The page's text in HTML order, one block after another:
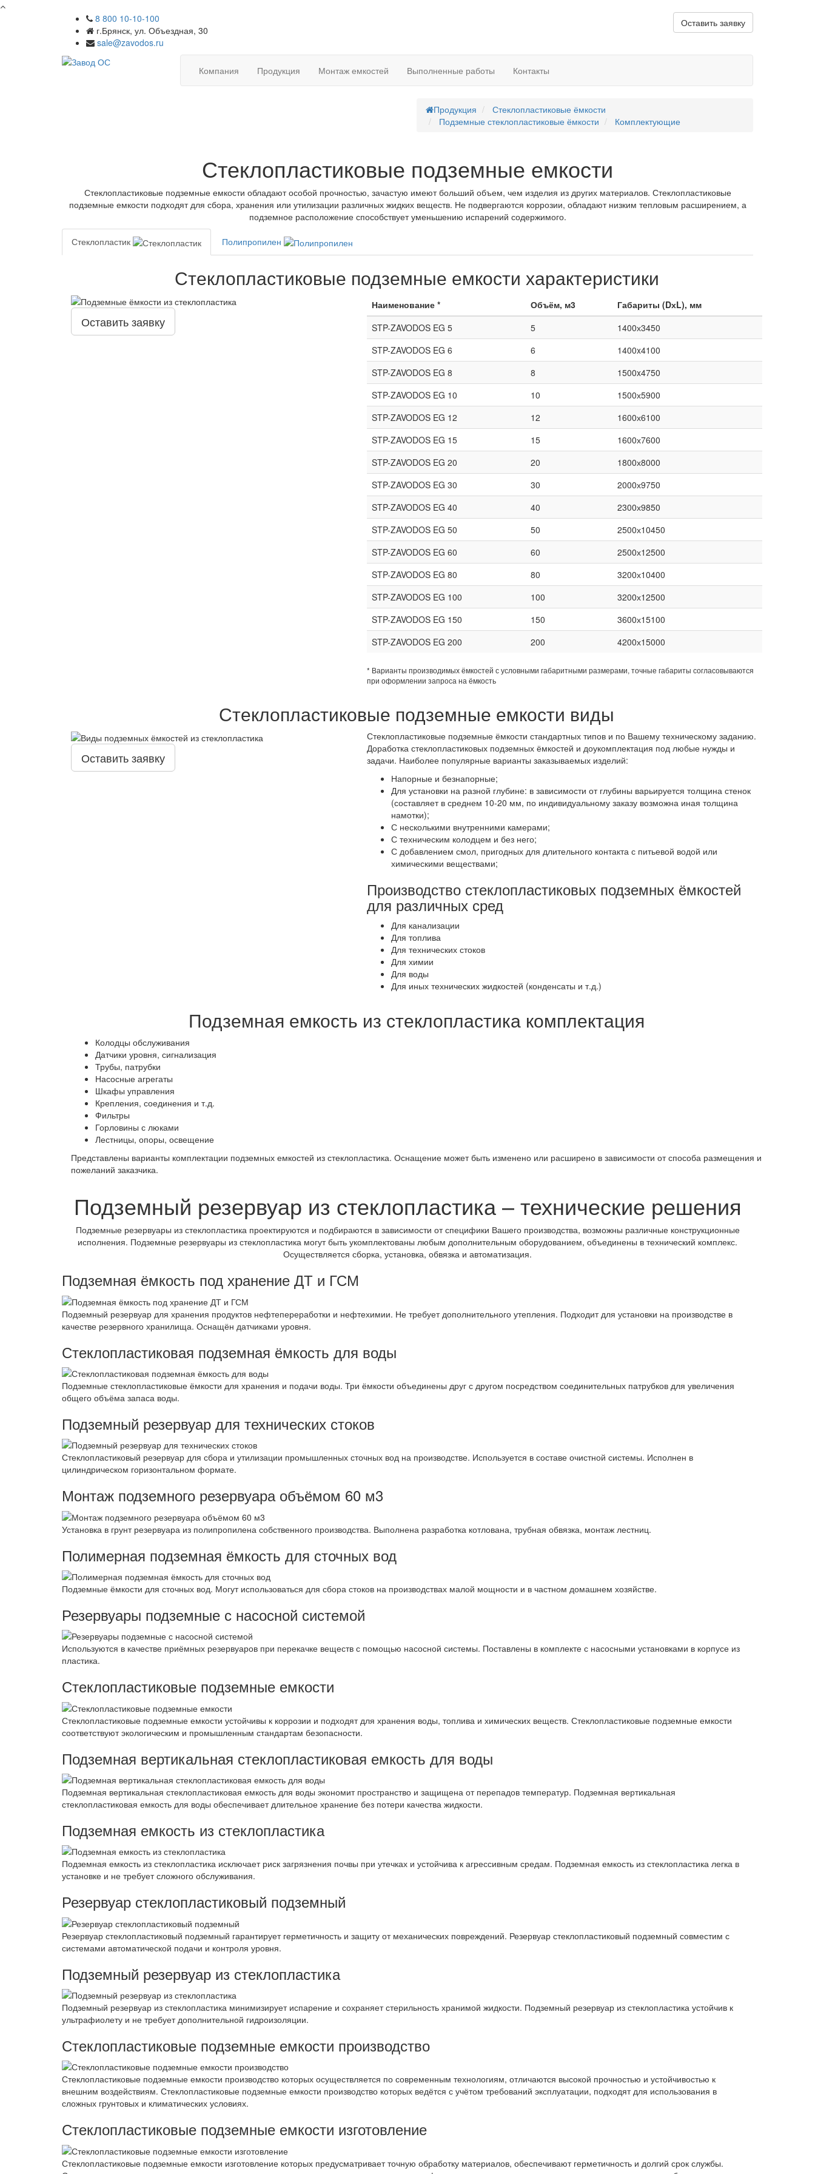
8 800 10-10-100
г.Брянск, ул. Объездная, 30
sale@zavodos.ru
Оставить заявку
Компания Продукция Монтаж емкостей Выполненные работы Контакты
Продукция
Стеклопластиковые ёмкости
Подземные стеклопластиковые ёмкости
Комплектующие
Стеклопластиковые подземные емкости
Стеклопластиковые подземные емкости обладают особой прочностью, зачастую имеют больший объем, чем изделия из других материалов. Стеклопластиковые
подземные емкости подходят для сбора, хранения или утилизации различных жидких веществ. Не подвергаются коррозии, обладают низким тепловым расширением, а
подземное расположение способствует уменьшению испарений содержимого.
Стеклопластик Полипропилен
Стеклопластиковые подземные емкости характеристики
Оставить заявку
Наименование * Объём, м3
Габариты (DхL), мм
STP-ZAVODOS EG 5
5
1400х3450
STP-ZAVODOS EG 6
6
1400x4100
STP-ZAVODOS EG 8
8
1500x4750
STP-ZAVODOS EG 10
10
1500х5900
STP-ZAVODOS EG 12
12
1600х6100
STP-ZAVODOS EG 15
15
1600х7600
STP-ZAVODOS EG 20
20
1800х8000
STP-ZAVODOS EG 30
30
2000х9750
STP-ZAVODOS EG 40
40
2300х9850
STP-ZAVODOS EG 50
50
2500х10450
STP-ZAVODOS EG 60
60
2500х12500
STP-ZAVODOS EG 80
80
3200х10400
STP-ZAVODOS EG 100
100
3200х12500
STP-ZAVODOS EG 150
150
3600х15100
STP-ZAVODOS EG 200
200 4200х15000
* Варианты производимых ёмкостей с условными габаритными размерами, точные габариты согласовываются
при оформлении запроса на ёмкость
Стеклопластиковые подземные емкости виды
Оставить заявку
Стеклопластиковые подземные ёмкости стандартных типов и по Вашему техническому заданию.
Доработка стеклопластиковых подземных ёмкостей и доукомплектация под любые нужды и
задачи. Наиболее популярные варианты заказываемых изделий:
Напорные и безнапорные;
Для установки на разной глубине: в зависимости от глубины варьируется толщина стенок
(составляет в среднем 10-20 мм, по индивидуальному заказу возможна иная толщина
намотки);
С несколькими внутренними камерами;
С техническим колодцем и без него;
С добавлением смол, пригодных для длительного контакта с питьевой водой или
химическими веществами;
Производство стеклопластиковых подземных ёмкостей
для различных сред
Для канализации
Для топлива
Для технических стоков
Для химии
Для воды
Для иных технических жидкостей (конденсаты и т.д.)
Подземная емкость из стеклопластика комплектация
Колодцы обслуживания
Датчики уровня, сигнализация
Трубы, патрубки
Насосные агрегаты
Шкафы управления
Крепления, соединения и т.д.
Фильтры
Горловины с люками
Лестницы, опоры, освещение
Представлены варианты комплектации подземных емкостей из стеклопластика. Оснащение может быть изменено или расширено в зависимости от способа размещения и
пожеланий заказчика.
Подземный резервуар из стеклопластика – технические решения
Подземные резервуары из стеклопластика проектируются и подбираются в зависимости от специфики Вашего производства, возможны различные конструкционные
исполнения. Подземные резервуары из стеклопластика могут быть укомплектованы любым дополнительным оборудованием, объединены в технический комплекс.
Осуществляется сборка, установка, обвязка и автоматизация.
Подземная ёмкость под хранение ДТ и ГСМ
Подземный резервуар для хранения продуктов нефтепереработки и нефтехимии. Не требует дополнительного утепления. Подходит для установки на производстве в
качестве резервного хранилища. Оснащён датчиками уровня.
Стеклопластиковая подземная ёмкость для воды
Подземные стеклопластиковые ёмкости для хранения и подачи воды. Три ёмкости объединены друг с другом посредством соединительных патрубков для увеличения
общего объёма запаса воды.
Подземный резервуар для технических стоков
Стеклопластиковый резервуар для сбора и утилизации промышленных сточных вод на производстве. Используется в составе очистной системы. Исполнен в
цилиндрическом горизонтальном формате.
Монтаж подземного резервуара объёмом 60 м3
Установка в грунт резервуара из полипропилена собственного производства. Выполнена разработка котлована, трубная обвязка, монтаж лестниц.
Полимерная подземная ёмкость для сточных вод
Подземные ёмкости для сточных вод. Могут использоваться для сбора стоков на производствах малой мощности и в частном домашнем хозяйстве.
Резервуары подземные с насосной системой
Используются в качестве приёмных резервуаров при перекачке веществ с помощью насосной системы. Поставлены в комплекте с насосными установками в корпусе из
пластика.
Стеклопластиковые подземные емкости
Стеклопластиковые подземные емкости устойчивы к коррозии и подходят для хранения воды, топлива и химических веществ. Стеклопластиковые подземные емкости
соответствуют экологическим и промышленным стандартам безопасности.
Подземная вертикальная стеклопластиковая емкость для воды
Подземная вертикальная стеклопластиковая емкость для воды экономит пространство и защищена от перепадов температур. Подземная вертикальная
стеклопластиковая емкость для воды обеспечивает длительное хранение без потери качества жидкости.
Подземная емкость из стеклопластика
Подземная емкость из стеклопластика исключает риск загрязнения почвы при утечках и устойчива к агрессивным средам. Подземная емкость из стеклопластика легка в
установке и не требует сложного обслуживания.
Резервуар стеклопластиковый подземный
Резервуар стеклопластиковый подземный гарантирует герметичность и защиту от механических повреждений. Резервуар стеклопластиковый подземный совместим с
системами автоматической подачи и контроля уровня.
Подземный резервуар из стеклопластика
Подземный резервуар из стеклопластика минимизирует испарение и сохраняет стерильность хранимой жидкости. Подземный резервуар из стеклопластика устойчив к
ультрафиолету и не требует дополнительной гидроизоляции.
Стеклопластиковые подземные емкости производство
Стеклопластиковые подземные емкости производство которых осуществляется по современным технологиям, отличаются высокой прочностью и устойчивостью к
внешним воздействиям. Стеклопластиковые подземные емкости производство которых ведётся с учётом требований эксплуатации, подходят для использования в
сложных грунтовых и климатических условиях.
Стеклопластиковые подземные емкости изготовление
Стеклопластиковые подземные емкости изготовление которых предусматривает точную обработку материалов, обеспечивают герметичность и долгий срок службы.